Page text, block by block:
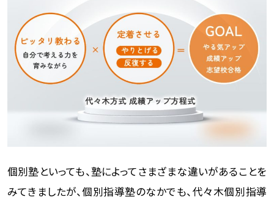
個別塾といっても、塾によってさまざまな違いがあることを
みてきましたが、個別指導塾のなかでも、代々木個別指導